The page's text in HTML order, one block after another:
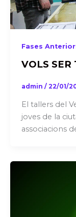
Fases
VOLS SER
admin / 22/01/
El tallers del
joves de la
associacions